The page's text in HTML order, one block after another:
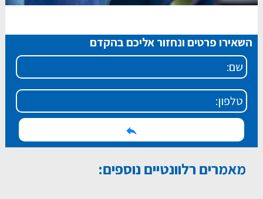
השאירו פרטים ונחזור אליכם בהקדם
מאמרים רלוונטיים נוספים: